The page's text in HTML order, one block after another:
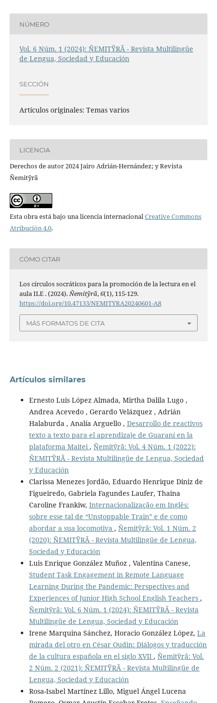
NÚMERO
Vol. 6 Núm. 1 (2024): ÑEMITỸRÃ - Revista Multilingüe
de Lengua, Sociedad y Educación
SECCIÓN
Artículos originales: Temas varios
LICENCIA
Derechos de autor 2024 Jairo Adrián-Hernández; y Revista
Ñemitỹrã
Esta obra está bajo una licencia internacionalCreative Commons
Atribución 4.0.
CÓMO CITAR
Los círculos socráticos para la promoción de la lectura en el
aula ILE . (2024).Ñemitỹrã,6(1), 115-129.
https://doi.org/10.47133/NEMITYRA20240601-A8
MÁS FORMATOS DE CITA
Artículos similares
Ernesto Luis López Almada, Mirtha Dalila Lugo ,
Andrea Acevedo , Gerardo Velázquez , Adrián
Halaburda , Analía Arguello , Desarrollo de reactivos
texto a texto para el aprendizaje de Guaraní en la
plataforma Maitei, Ñemitỹrã: Vol. 4 Núm. 1 (2022):
ÑEMITỸRÃ - Revista Multilingüe de Lengua, Sociedad
y Educación
Clarissa Menezes Jordão, Eduardo Henrique Diniz de
Figueiredo, Gabriela Fagundes Laufer, Thaina
Caroline Frankiw, Internacionalização em Inglês:
sobre esse tal de “Unstoppable Train” e de como
abordar a sua locomotiva , Ñemitỹrã: Vol. 1 Núm. 2
(2020): ÑEMITỸRÃ - Revista Multilingüe de Lengua,
Sociedad y Educación
Luis Enrique González Muñoz , Valentina Canese,
Student Task Engagement in Remote Language
Learning During the Pandemic: Perspectives and
Experiences of Junior High School English Teachers ,
Ñemitỹrã: Vol. 6 Núm. 1 (2024): ÑEMITỸRÃ - Revista
Multilingüe de Lengua, Sociedad y Educación
Irene Marquina Sánchez, Horacio González López, La
mirada del otro en César Oudin: Diálogos y traducción
de la cultura española en el siglo XVII , Ñemitỹrã: Vol.
2 Núm. 2 (2021): ÑEMITỸRÃ - Revista Multilingüe de
Lengua, Sociedad y Educación
Rosa-Isabel Martínez Lillo, Miguel Ángel Lucena